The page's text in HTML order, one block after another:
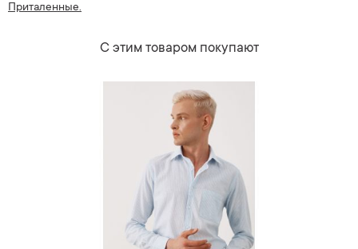
Приталенные.
С этим товаром покупают